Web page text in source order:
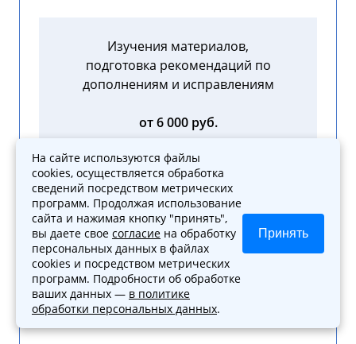
Изучения материалов,
подготовка рекомендаций по
дополнениям и исправлениям
от 6 000 руб.
Формирование по итогам
консультирования
экспертного документа
от 5 000 руб.
На сайте используются файлы
cookies, осуществляется обработка
сведений посредством метрических
программ. Продолжая использование
сайта и нажимая кнопку "принять",
вы даете свое согласие на обработку
персональных данных в файлах
cookies и посредством метрических
программ. Подробности об обработке
ваших данных — в политике
обработки персональных данных.
Принять